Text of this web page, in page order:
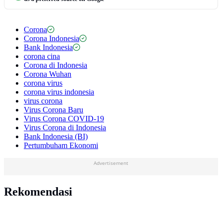
Corona
Corona Indonesia
Bank Indonesia
corona cina
Corona di Indonesia
Corona Wuhan
corona virus
corona virus indonesia
virus corona
Virus Corona Baru
Virus Corona COVID-19
Virus Corona di Indonesia
Bank Indonesia (BI)
Pertumbuham Ekonomi
Advertisement
Rekomendasi